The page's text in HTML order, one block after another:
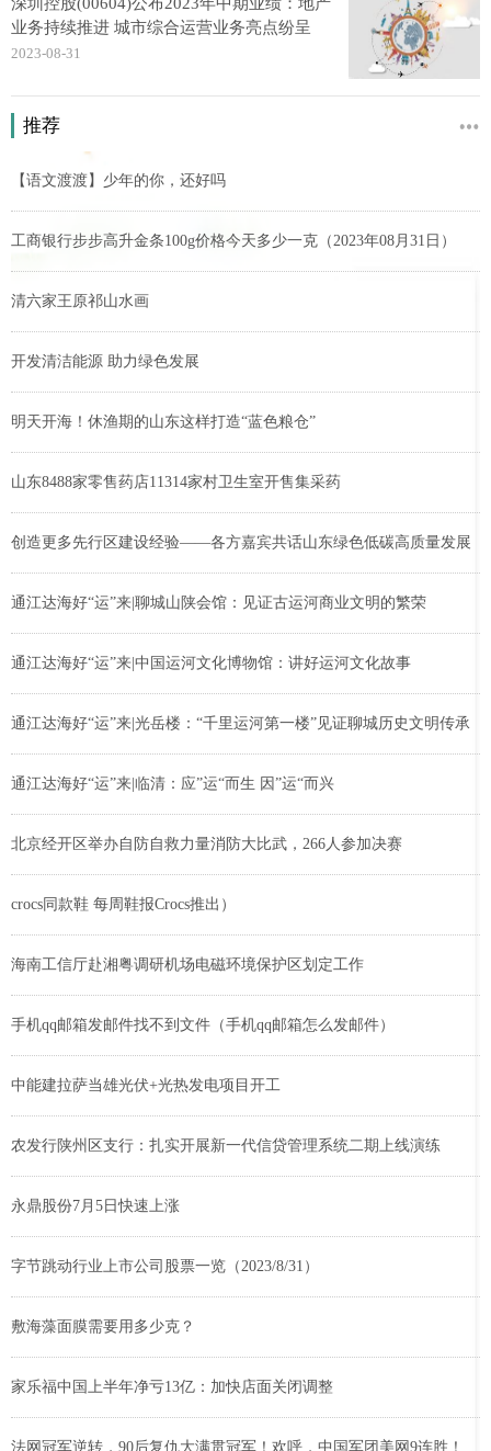
业务持续推进 城市综合运营业务亮点纷呈
2023-08-31
推荐
【语文渡渡】少年的你，还好吗
工商银行步步高升金条100g价格今天多少一克（2023年08月31日）
清六家王原祁山水画
开发清洁能源 助力绿色发展
明天开海！休渔期的山东这样打造“蓝色粮仓”
山东8488家零售药店11314家村卫生室开售集采药
创造更多先行区建设经验——各方嘉宾共话山东绿色低碳高质量发展
通江达海好“运”来|聊城山陕会馆：见证古运河商业文明的繁荣
通江达海好“运”来|中国运河文化博物馆：讲好运河文化故事
通江达海好“运”来|光岳楼：“千里运河第一楼”见证聊城历史文明传承
通江达海好“运”来|临清：应”运“而生 因”运“而兴
北京经开区举办自防自救力量消防大比武，266人参加决赛
crocs同款鞋 每周鞋报Crocs推出）
海南工信厅赴湘粤调研机场电磁环境保护区划定工作
手机qq邮箱发邮件找不到文件（手机qq邮箱怎么发邮件）
中能建拉萨当雄光伏+光热发电项目开工
农发行陕州区支行：扎实开展新一代信贷管理系统二期上线演练
永鼎股份7月5日快速上涨
字节跳动行业上市公司股票一览（2023/8/31）
敷海藻面膜需要用多少克？
家乐福中国上半年净亏13亿：加快店面关闭调整
法网冠军逆转，90后复仇大满贯冠军！欢呼，中国军团美网9连胜！